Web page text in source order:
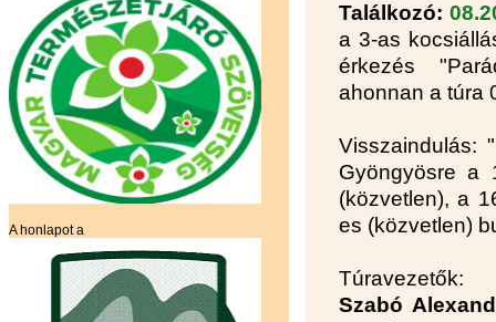
A honlapot a
Találkozó:
a 3-as
érkezés
ahonnan a túra
Visszaindulás:
Gyöngyösre a
(közvetlen), a
es (közvetlen)
Túravezetők:
Szabó